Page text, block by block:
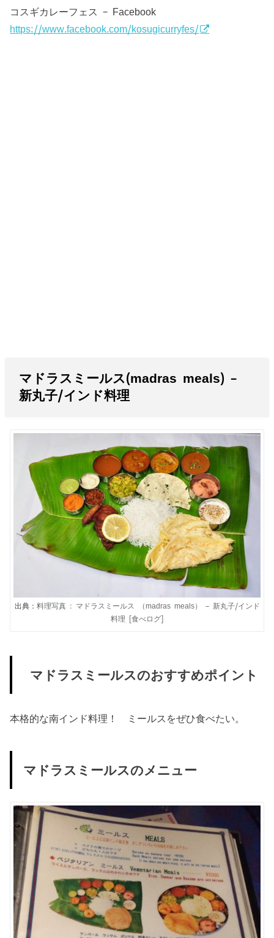
コスギカレーフェス – Facebook
https://www.facebook.com/kosugicurryfes/
マドラスミールス(madras meals) –
新丸子/インド料理
出典： 料理写真 : マドラスミールス （madras meals） – 新丸子/インド
料理 [食べログ]
マドラスミールスのおすすめポイント
本格的な南インド料理！ ミールスをぜひ食べたい。
マドラスミールスのメニュー